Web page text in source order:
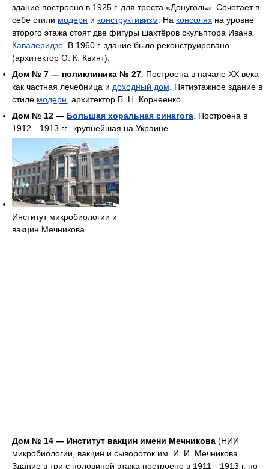
здание построено в 1925 г. для треста «Донуголь». Сочетает в
себе стили модерн и конструктивизм . На консолях на уровне
второго этажа стоят две фигуры шахтёров скульптора Ивана
Кавалеридзе . В 1960 г. здание было реконструировано
(архитектор О. К. Квинт).
Дом № 7 — поликлиника № 27 . Построена в начале XX века
как частная лечебница и доходный дом . Пятиэтажное здание в
стиле модерн , архитектор Б. Н. Корнеенко.
Дом № 12 — Большая хоральная синагога . Построена в
1912—1913 гг., крупнейшая на Украине.
Институт микробиологии и
вакцин Мечникова
Дом № 14 — Институт вакцин имени Мечникова (НИИ
микробиологии, вакцин и сывороток им. И. И. Мечникова.
Здание в три с половиной этажа построено в 1911—1913 г. по